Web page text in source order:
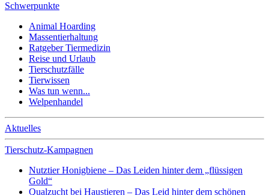
Schwerpunkte
Animal Hoarding
Massentierhaltung
Ratgeber Tiermedizin
Reise und Urlaub
Tierschutzfälle
Tierwissen
Was tun wenn...
Welpenhandel
Aktuelles
Tierschutz-Kampagnen
Nutztier Honigbiene – Das Leiden hinter dem „flüssigen
Gold“
Qualzucht bei Haustieren – Das Leid hinter dem schönen